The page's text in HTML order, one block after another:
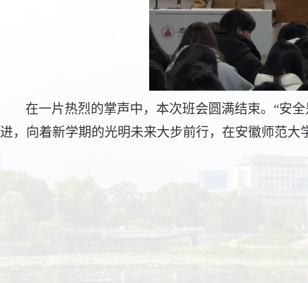
在一片热烈的掌声中，本次班会圆满结束。 “安
进，向着新学期的光明未来大步前行，在安徽师范大